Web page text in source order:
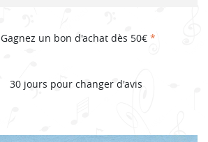
Gagnez un bon d'achat dès 50€ *
30 jours pour changer d'avis